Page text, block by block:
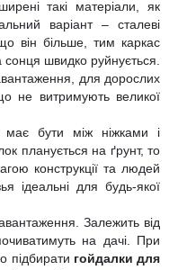
такі матеріали, як
варіант – сталеві
він більше, тим каркас
сонця швидко руйнується.
для дорослих
не витримують великої
бути між ніжками і
планується на ґрунт, то
конструкції та людей
ідеальні для будь-якої
Залежить від
на дачі. При
підбирати гойдалки для